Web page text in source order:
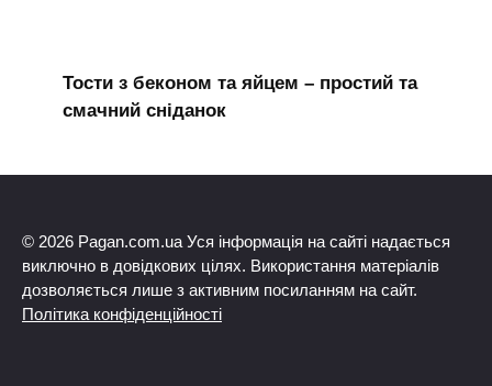
Тости з беконом та яйцем – простий та
смачний сніданок
© 2026 Pagan.com.ua Уся інформація на сайті надається
виключно в довідкових цілях. Використання матеріалів
дозволяється лише з активним посиланням на сайт.
Політика конфіденційності